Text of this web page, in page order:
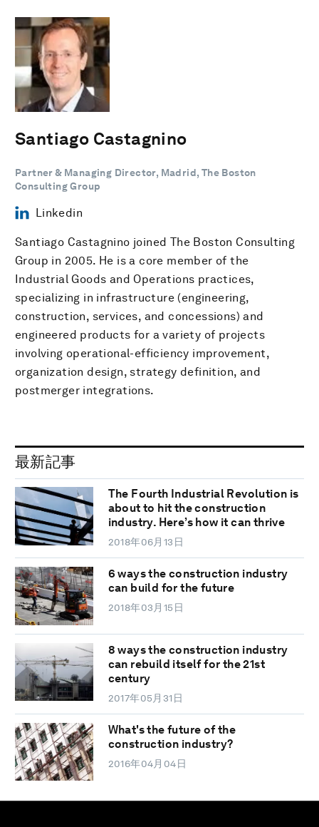
Santiago Castagnino
Partner & Managing Director, Madrid, The Boston
Consulting Group
Linkedin
Santiago Castagnino joined The Boston Consulting
Group in 2005. He is a core member of the
Industrial Goods and Operations practices,
specializing in infrastructure (engineering,
construction, services, and concessions) and
engineered products for a variety of projects
involving operational-efficiency improvement,
organization design, strategy definition, and
postmerger integrations.
最新記事
The Fourth Industrial Revolution is
about to hit the construction
industry. Here’s how it can thrive
2018年06月13日
6 ways the construction industry
can build for the future
2018年03月15日
8 ways the construction industry
can rebuild itself for the 21st
century
2017年05月31日
What's the future of the
construction industry?
2016年04月04日